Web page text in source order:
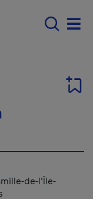
-
de-l'Île-